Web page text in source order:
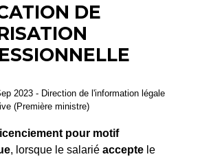
DE
2023 - Direction de l'information légale
(Première ministre)
licenciement pour motif
, lorsque le salariéaccepte le